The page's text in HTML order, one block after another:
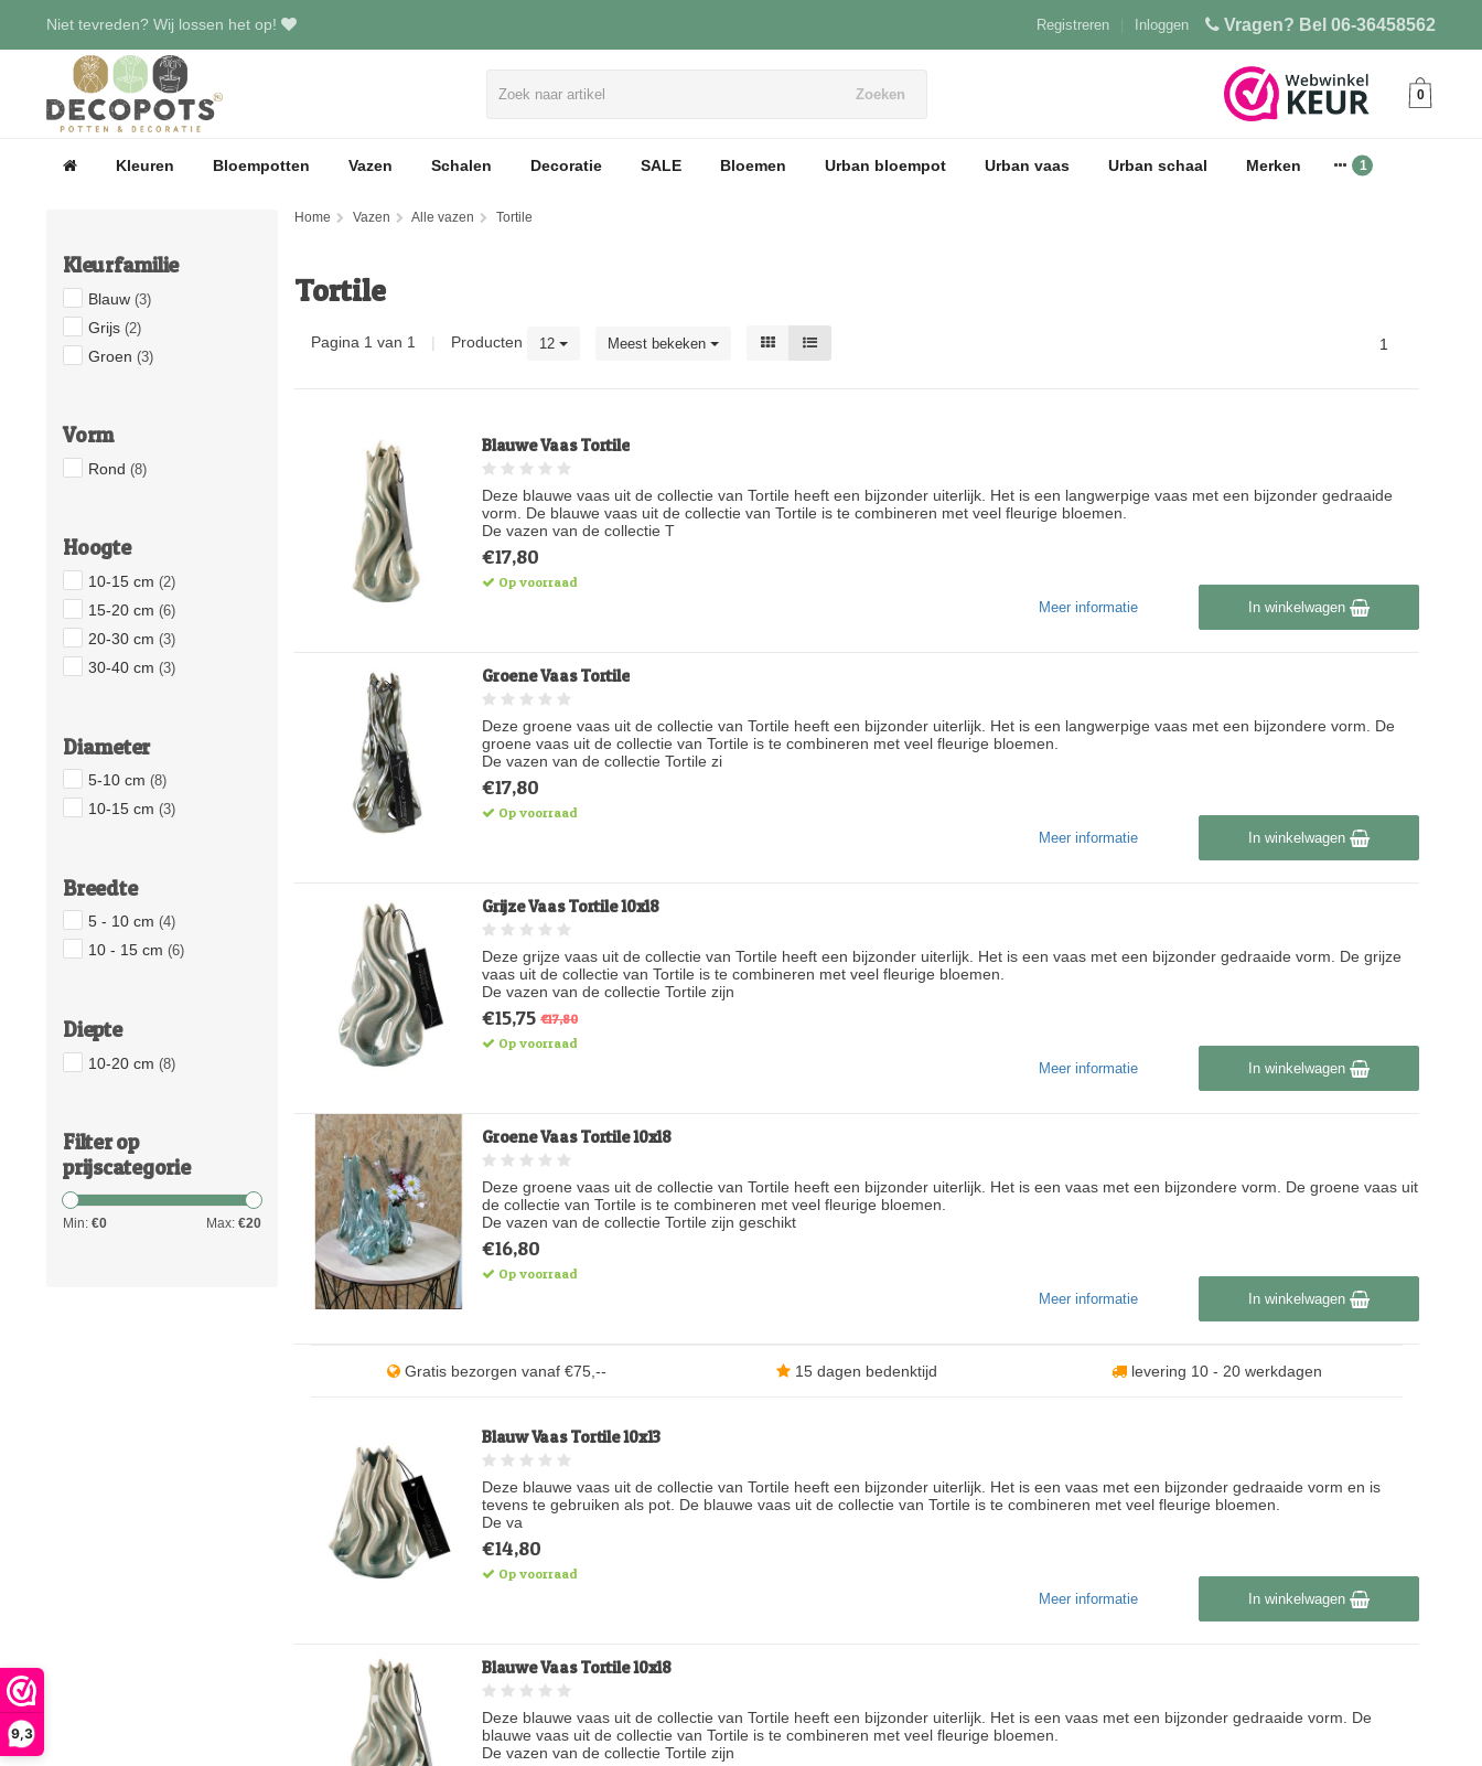
9,3
Niet tevreden? Wij lossen het op! Vragen? Bel 06-36458562
Inloggen
Registreren
Zoeken 0
Kleuren Bloempotten Vazen Schalen Decoratie SALE Bloemen Urban bloempot Urban vaas Urban schaal Merken
Kleurfamilie
Blauw (3)
Grijs (2)
Groen (3)
Vorm
Rond (8)
Hoogte
10-15 cm (2)
15-20 cm (6)
20-30 cm (3)
30-40 cm (3)
Diameter
5-10 cm (8)
10-15 cm (3)
Breedte
5 - 10 cm (4)
10 - 15 cm (6)
Diepte
10-20 cm (8)
Filter op
prijscategorie
Min: €0 Max: €20
Home Vazen Alle vazen Tortile
Tortile
Pagina 1 van 1 | Producten 12 Meest bekeken 1
Blauwe Vaas Tortile
Deze blauwe vaas uit de collectie van Tortile heeft een bijzonder uiterlijk. Het is een langwerpige vaas met een bijzonder gedraaide
vorm. De blauwe vaas uit de collectie van Tortile is te combineren met veel fleurige bloemen.
De vazen van de collectie T
€17,80
Op voorraad
In winkelwagen
Meer informatie
Groene Vaas Tortile
Deze groene vaas uit de collectie van Tortile heeft een bijzonder uiterlijk. Het is een langwerpige vaas met een bijzondere vorm. De
groene vaas uit de collectie van Tortile is te combineren met veel fleurige bloemen.
De vazen van de collectie Tortile zi
€17,80
Op voorraad
In winkelwagen
Meer informatie
Grijze Vaas Tortile 10x18
Deze grijze vaas uit de collectie van Tortile heeft een bijzonder uiterlijk. Het is een vaas met een bijzonder gedraaide vorm. De grijze
vaas uit de collectie van Tortile is te combineren met veel fleurige bloemen.
De vazen van de collectie Tortile zijn
€15,75 €17,80
Op voorraad
In winkelwagen
Meer informatie
Groene Vaas Tortile 10x18
Deze groene vaas uit de collectie van Tortile heeft een bijzonder uiterlijk. Het is een vaas met een bijzondere vorm. De groene vaas uit
de collectie van Tortile is te combineren met veel fleurige bloemen.
De vazen van de collectie Tortile zijn geschikt
€16,80
Op voorraad
In winkelwagen
Meer informatie
Gratis bezorgen vanaf €75,-- 15 dagen bedenktijd levering 10 - 20 werkdagen
Blauw Vaas Tortile 10x13
Deze blauwe vaas uit de collectie van Tortile heeft een bijzonder uiterlijk. Het is een vaas met een bijzonder gedraaide vorm en is
tevens te gebruiken als pot. De blauwe vaas uit de collectie van Tortile is te combineren met veel fleurige bloemen.
De va
€14,80
Op voorraad
In winkelwagen
Meer informatie
Blauwe Vaas Tortile 10x18
Deze blauwe vaas uit de collectie van Tortile heeft een bijzonder uiterlijk. Het is een vaas met een bijzonder gedraaide vorm. De
blauwe vaas uit de collectie van Tortile is te combineren met veel fleurige bloemen.
De vazen van de collectie Tortile zijn